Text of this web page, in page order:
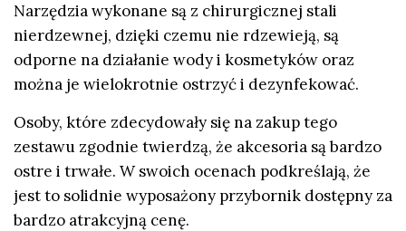
Narzędzia wykonane są z chirurgicznej stali
nierdzewnej, dzięki czemu nie rdzewieją, są
odporne na działanie wody i kosmetyków oraz
można je wielokrotnie ostrzyć i dezynfekować.
Osoby, które zdecydowały się na zakup tego
zestawu zgodnie twierdzą, że akcesoria są bardzo
ostre i trwałe. W swoich ocenach podkreślają, że
jest to solidnie wyposażony przybornik dostępny za
bardzo atrakcyjną cenę.